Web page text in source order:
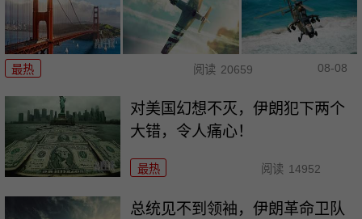
最热 阅读 20659 08-08
对美国幻想不灭，伊朗犯下两个
大错，令人痛心！
最热 阅读 14952
总统见不到领袖，伊朗革命卫队